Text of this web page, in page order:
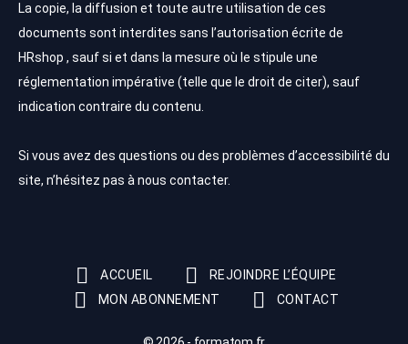
La copie, la diffusion et toute autre utilisation de ces
documents sont interdites sans l’autorisation écrite de
HRshop , sauf si et dans la mesure où le stipule une
réglementation impérative (telle que le droit de citer), sauf
indication contraire du contenu.
Si vous avez des questions ou des problèmes d’accessibilité du
site, n’hésitez pas à nous contacter.
ACCUEIL
REJOINDRE L’ÉQUIPE
MON ABONNEMENT
CONTACT